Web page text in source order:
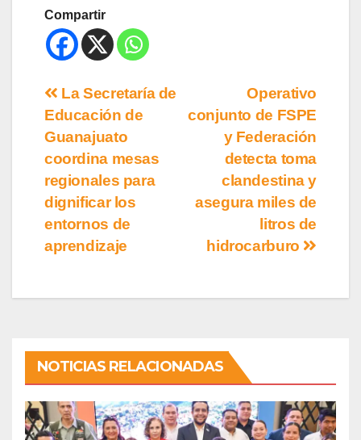
Compartir
Operativo
conjunto de FSPE
y Federación
detecta toma
clandestina y
asegura miles de
litros de
hidrocarburo
La Secretaría de
Educación de
Guanajuato
coordina mesas
regionales para
dignificar los
entornos de
aprendizaje
NOTICIAS RELACIONADAS